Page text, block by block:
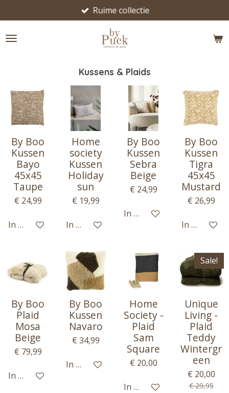
direct
naar
Ruime collectie
Kussens & Plaids
By Boo
Kussen
Bayo
45x45
Taupe
€ 24,99
In winkelwagen
Home
society
Kussen
Holiday
sun
€ 19,99
In winkelwagen
By Boo
Kussen
Sebra
Beige
€ 24,99
In winkelwagen
By Boo
Kussen
Tigra
45x45
Mustard
€ 26,99
In
By Boo
Plaid
Mosa
Beige
€ 79,99
In winkelwagen
By Boo
Kussen
Navaro
€ 34,99
In winkelwagen
Home
Society -
Plaid
Sam
Square
€ 20,00
In winkelwagen
Sale!
Unique
Living -
Plaid
Teddy
Wintergr
een
€ 20,00
€ 29,95